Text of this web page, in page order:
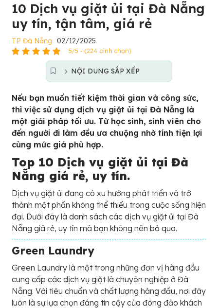
10 Dịch vụ giặt ủi tại Đà Nẵng
uy tín, tận tâm, giá rẻ
TP Đà Nẵng 02/12/2025
5/5 - (224 bình chọn)
NỘI DUNG SẮP XẾP
Nếu bạn muốn tiết kiệm thời gian và công sức,
thì việc sử dụng dịch vụ giặt ủi tại Đà Nẵng là
một giải pháp tối ưu. Từ học sinh, sinh viên cho
đến người đi làm đều ưa chuộng nhờ tính tiện lợi
cùng mức giá phù hợp.
Top 10 Dịch vụ giặt ủi tại Đà
Nẵng giá rẻ, uy tín.
Dịch vụ giặt ủi đang có xu hướng phát triển và trở
thành một phần không thể thiếu trong cuộc sống hiện
đại. Dưới đây là danh sách các dịch vụ giặt ủi tại Đà
Nẵng giá rẻ, uy tín mà bạn không nên bỏ qua.
Green Laundry
Green Laundry là một trong những đơn vị hàng đầu
cung cấp các dịch vụ giặt là chuyên nghiệp ở Đà
Nẵng. Với tiêu chuẩn và chất lượng hàng đầu, nơi đây
luôn là sự lựa chọn đáng tin cậy của đông đảo khách